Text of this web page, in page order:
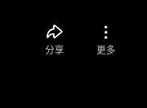
分享 更多